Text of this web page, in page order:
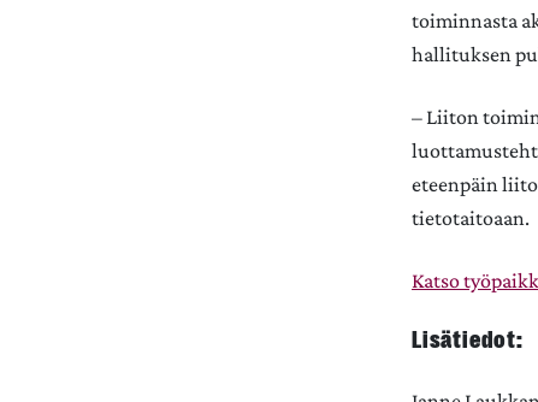
toiminnasta
hallituksen
– Liiton
eteenpäin
tietotaitoaan.
Katso
Lisätiedot: